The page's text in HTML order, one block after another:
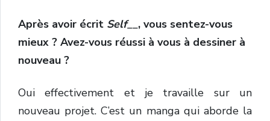
Après avoir écrit Self__, vous sentez-vous
mieux ? Avez-vous réussi à vous à dessiner à
nouveau ?
Oui effectivement et je travaille sur un
nouveau projet. C’est un manga qui aborde la